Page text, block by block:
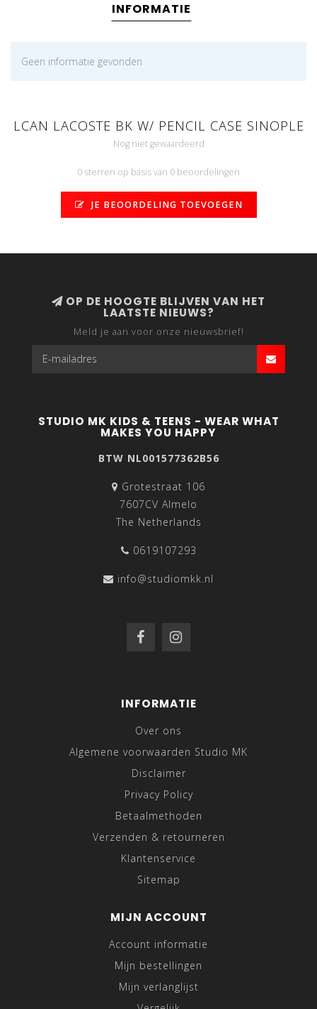
INFORMATIE
Geen informatie gevonden
LCAN LACOSTE BK W/ PENCIL CASE SINOPLE
Nog niet gewaardeerd
0 sterren op basis van 0 beoordelingen
JE BEOORDELING TOEVOEGEN
OP DE HOOGTE BLIJVEN VAN HET
LAATSTE NIEUWS?
Meld je aan voor onze nieuwsbrief!
STUDIO MK KIDS & TEENS - WEAR WHAT
MAKES YOU HAPPY
BTW NL001577362B56
Grotestraat 106
7607CV Almelo
The Netherlands
0619107293
info@studiomkk.nl
INFORMATIE
Over ons
Algemene voorwaarden Studio MK
Disclaimer
Privacy Policy
Betaalmethoden
Verzenden & retourneren
Klantenservice
Sitemap
MIJN ACCOUNT
Account informatie
Mijn bestellingen
Mijn verlanglijst